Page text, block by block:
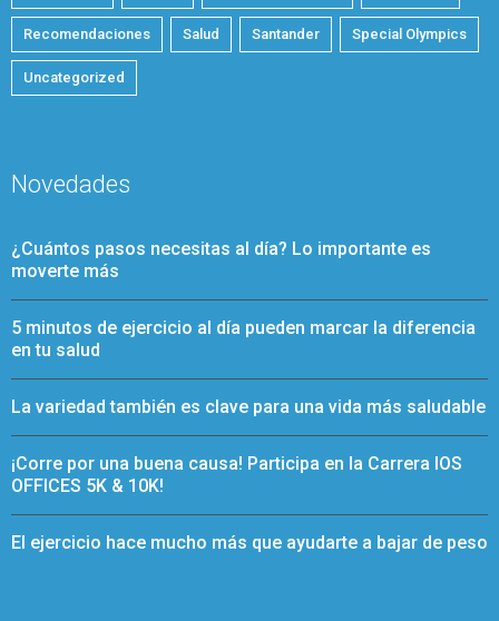
Recomendaciones Salud Santander Special Olympics
Uncategorized
Novedades
¿Cuántos pasos necesitas al día? Lo importante es
moverte más
5 minutos de ejercicio al día pueden marcar la diferencia
en tu salud
La variedad también es clave para una vida más saludable
¡Corre por una buena causa! Participa en la Carrera IOS
OFFICES 5K & 10K!
El ejercicio hace mucho más que ayudarte a bajar de peso